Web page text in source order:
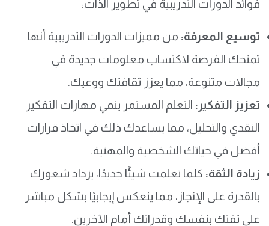
فوائد الدورات التدريبية في تطوير الذات:
توسيع المعرفة: من مميزات الدورات التدريبية أنها
تمنحك الفرصة لاكتساب معلومات جديدة في
مجالات متنوعة، مما يعزز ثقافتك ووعيك.
تعزيز التفكير: التعلم المستمر ينمي مهارات التفكير
النقدي والتحليل، مما يساعدك ذلك في اتخاذ قرارات
أفضل في حياتك الشخصية والمهنية.
زيادة الثقة: كلما تعلمت شيئًا جديدًا، يزداد شعورك
بالقدرة على الإنجاز، مما ينعكس إيجابيًا بشكل مباشر
على ثقتك بنفسك وقدراتك أمام الآخرين.